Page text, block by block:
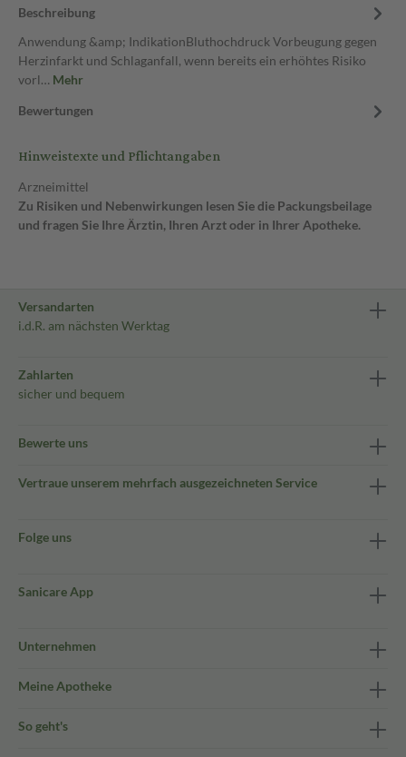
Beschreibung
Anwendung &amp; IndikationBluthochdruck Vorbeugung gegen
Herzinfarkt und Schlaganfall, wenn bereits ein erhöhtes Risiko
vorl… Mehr
Bewertungen
Hinweistexte und Pflichtangaben
Arzneimittel
Zu Risiken und Nebenwirkungen lesen Sie die Packungsbeilage
und fragen Sie Ihre Ärztin, Ihren Arzt oder in Ihrer Apotheke.
Versandarten
i.d.R. am nächsten Werktag
Zahlarten
sicher und bequem
Bewerte uns
Vertraue unserem mehrfach ausgezeichneten Service
Folge uns
Sanicare App
Unternehmen
Meine Apotheke
So geht's